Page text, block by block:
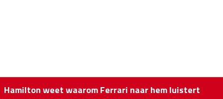
Hamilton weet waarom Ferrari naar hem luistert